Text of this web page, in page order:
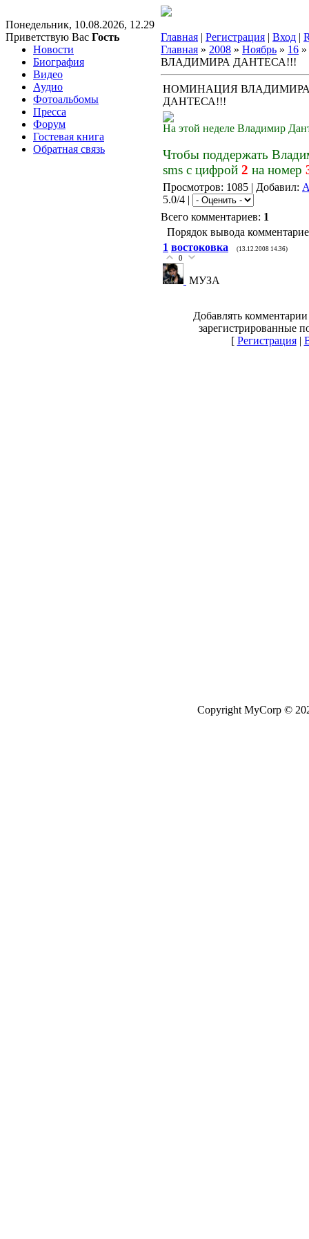
Понедельник, 10.08.2026, 12.29
Приветствую Вас Гость Главная | Регистрация | Вход |
Новости
Биография
Видео
Аудио
Фотоальбомы
Пресса
Форум
Гостевая книга
Обратная связь
Главная » 2008 » Ноябрь » 16
ВЛАДИМИРА ДАНТЕСА!!!
НОМИНАЦИЯ
ДАНТЕСА!!!
На этой неделе Владимир
Чтобы поддержать
sms с цифрой 2 на номер
Просмотров: 1085 | Добавил:
5.0/4 |
Всего комментариев: 1
Порядок вывода
1 востоковка (13.12.2008 14.36)
0
МУЗА
Добавлять
зарегистрированные
[ Регистрация|
Copyright MyCorp ©